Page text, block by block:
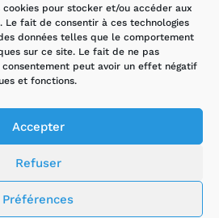
pour stocker et/ou accéder aux
Le fait de consentir à ces technologies
données telles que le comportement
sur ce site. Le fait de ne pas
peut avoir un effet négatif
et fonctions.
Accepter
Refuser
Préférences
VMI/VMC
HANDIBAT
ACCUEIL
ACTUALITÉS
CONTACT
MENTIONS
MULTIELEC ©️2021